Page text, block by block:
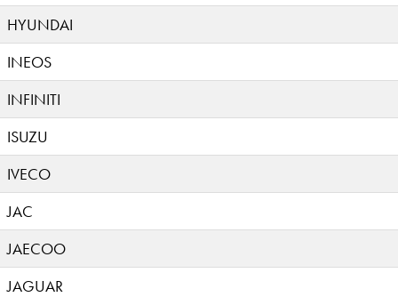
HYUNDAI
INEOS
INFINITI
ISUZU
IVECO
JAC
JAECOO
JAGUAR